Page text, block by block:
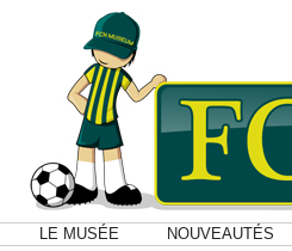
LE MUSÉE NOUVEAUTÉS